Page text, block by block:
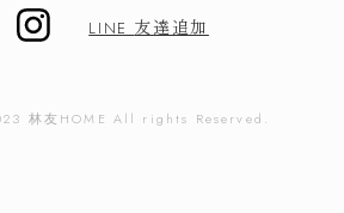
LINE 友達追加
林友HOME All rights Reserved.